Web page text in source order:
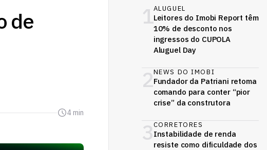
de
4 min
1ALUGUEL
Leitores do Imobi Report têm
10% de desconto nos
ingressos do CUPOLA
Aluguel Day
2NEWS DO IMOBI
Fundador da Patriani retoma
comando para conter “pior
crise” da construtora
3CORRETORES
Instabilidade de renda
resiste como dificuldade dos